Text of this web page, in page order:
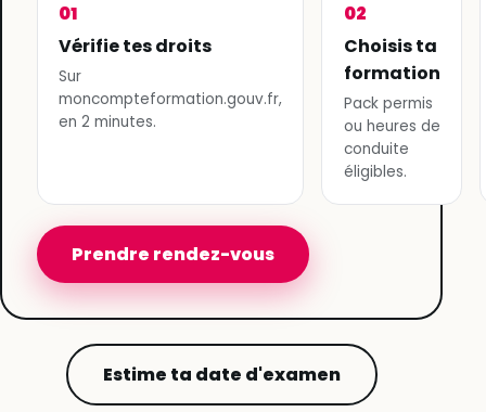
01
Vérifie tes droits
Sur
moncompteformation.gouv.fr,
en 2 minutes.
02
Choisis ta
formation
Pack permis
ou heures de
conduite
éligibles.
Prendre rendez-vous
Estime ta date d'examen